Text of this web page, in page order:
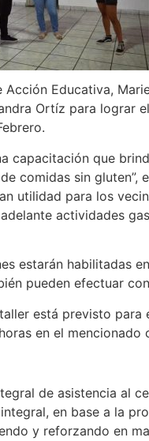
Acción Educativa,
Ortíz para lograr
capacitación que
comidas sin gluten”,
utilidad para los
actividades
estarán habilitadas
pueden efectuar
está previsto para
horas en el mencionado
de asistencia al
en base a la
y reforzando en